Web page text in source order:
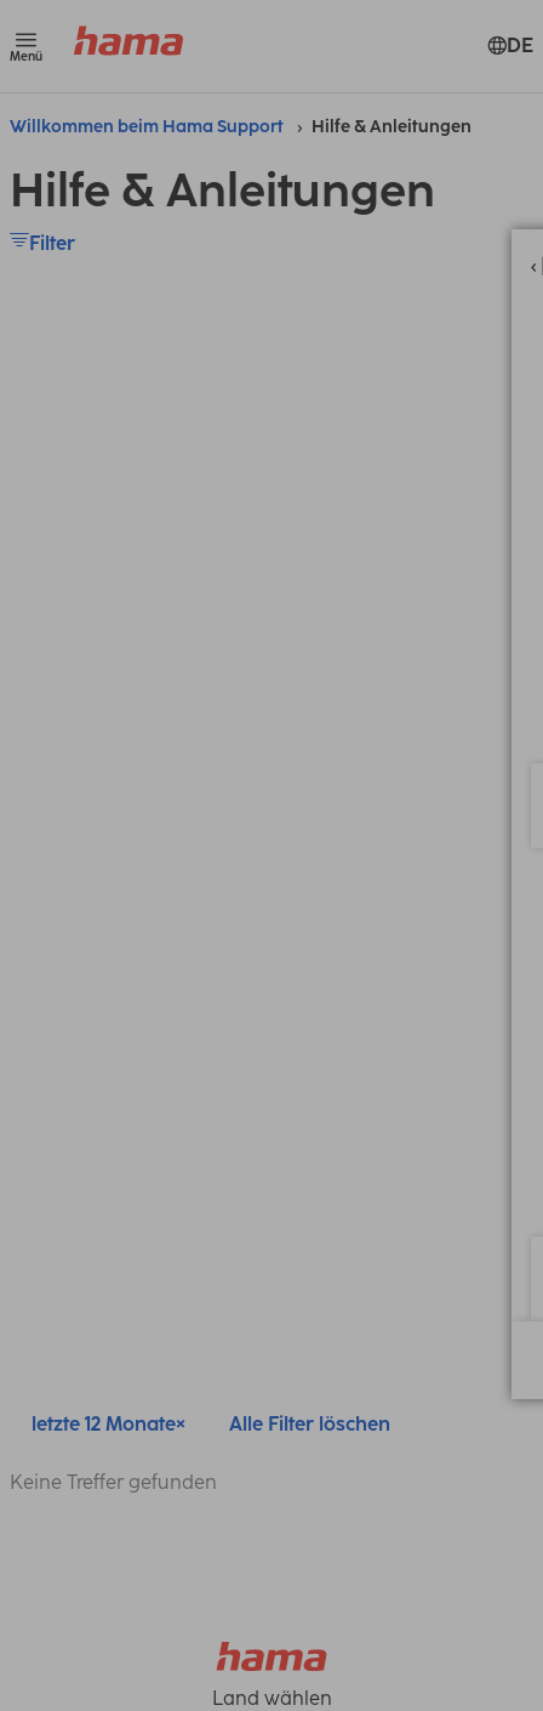
Menü DE
Willkommen beim Hama Support Hilfe & Anleitungen
Hilfe & Anleitungen
Filter
letzte 12 Monate Alle Filter löschen
Keine Treffer gefunden
Land wählen